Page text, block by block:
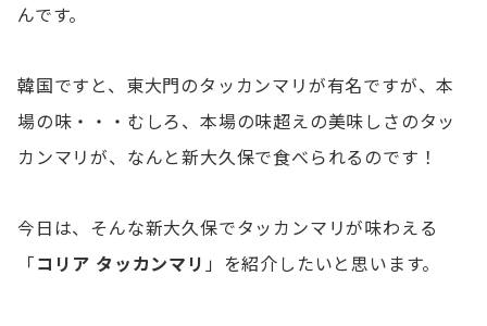
んです。
韓国ですと、東大門のタッカンマリが有名ですが、本
場の味・・・むしろ、本場の味超えの美味しさのタッ
カンマリが、なんと新大久保で食べられるのです！
今日は、そんな新大久保でタッカンマリが味わえる
「コリア タッカンマリ 」を紹介したいと思います。